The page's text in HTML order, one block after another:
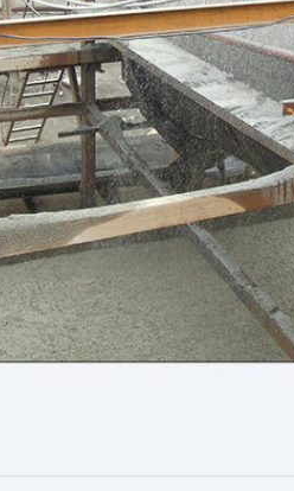
135****3432
155****8868
159****4533
177****5859